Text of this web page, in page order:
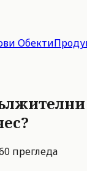
Обекти
прегледа